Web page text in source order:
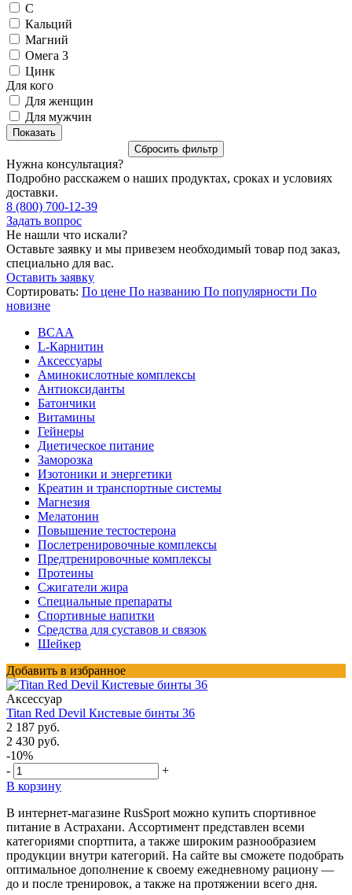
C
Кальций
Магний
Омега 3
Цинк
Для кого
Для женщин
Для мужчин
Нужна консультация?
Подробно расскажем о наших продуктах, сроках и условиях
доставки.
8 (800) 700-12-39
Задать вопрос
Не нашли что искали?
Оставьте заявку и мы привезем необходимый товар под заказ,
специально для вас.
Оставить заявку
Сортировать: По цене По названию По популярности По
новизне
BCAA
L-Карнитин
Аксессуары
Аминокислотные комплексы
Антиоксиданты
Батончики
Витамины
Гейнеры
Диетическое питание
Заморозка
Изотоники и энергетики
Креатин и транспортные системы
Магнезия
Мелатонин
Повышение тестостерона
Послетренировочные комплексы
Предтренировочные комплексы
Протеины
Сжигатели жира
Специальные препараты
Спортивные напитки
Средства для суставов и связок
Шейкер
Добавить в избранное
Аксессуар
Titan Red Devil Кистевые бинты 36
2 187 руб.
2 430 руб.
-10%
-
+
В корзину
В интернет-магазине RusSport можно купить спортивное
питание в Астрахани. Ассортимент представлен всеми
категориями спортпита, а также широким разнообразием
продукции внутри категорий. На сайте вы сможете подобрать
оптимальное дополнение к своему ежедневному рациону —
до и после тренировок, а также на протяжении всего дня.